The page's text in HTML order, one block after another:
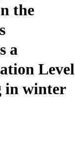
the
a
Level
in winter